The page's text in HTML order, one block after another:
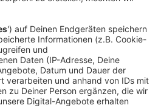
noch nicht vereinbart
Impfreihenfolge wird das
Bis zu zu 2500 Personen
geimpft werden können.
15.12.2020 07:00